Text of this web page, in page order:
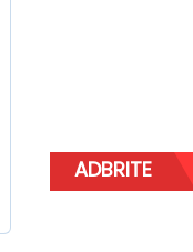
ADBRITE